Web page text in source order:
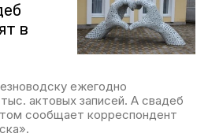
в
ежегодно
актовых записей. А свадеб
сообщает корреспондент